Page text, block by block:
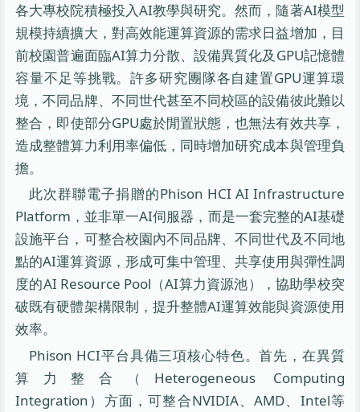
各大專校院積極投入AI教學與研究。然而，隨著AI模型
規模持續擴大，對高效能運算資源的需求日益增加，目
前校園普遍面臨AI算力分散、設備異質化及GPU記憶體
容量不足等挑戰。許多研究團隊各自建置GPU運算環
境，不同品牌、不同世代甚至不同校區的設備彼此難以
整合，即使部分GPU處於閒置狀態，也無法有效共享，
造成整體算力利用率偏低，同時增加研究成本與管理負
擔。
此次群聯電子捐贈的Phison HCI AI Infrastructure
Platform，並非單一AI伺服器，而是一套完整的AI基礎
設施平台，可整合校園內不同品牌、不同世代及不同地
點的AI運算資源，形成可集中管理、共享使用與彈性調
度的AI Resource Pool（AI算力資源池），協助學校突
破既有硬體架構限制，提升整體AI運算效能與資源使用
效率。
Phison HCI平台具備三項核心特色。首先，在異質
算力整合（Heterogeneous Computing
Integration）方面，可整合NVIDIA、AMD、Intel等